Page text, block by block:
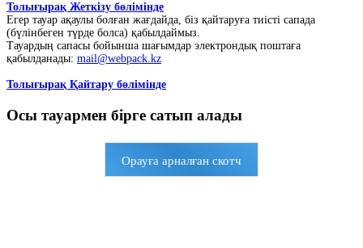
Толығырақ Жеткізу бөлімінде
Егер тауар ақаулы болған жағдайда, біз қайтаруға тиісті сапада
(бүлінбеген түрде болса) қабылдаймыз.
Тауардың сапасы бойынша шағымдар электрондық поштаға
қабылданады: mail@webpack.kz
Толығырақ Қайтару бөлімінде
Осы тауармен бірге сатып алады
Орауға арналған скотч